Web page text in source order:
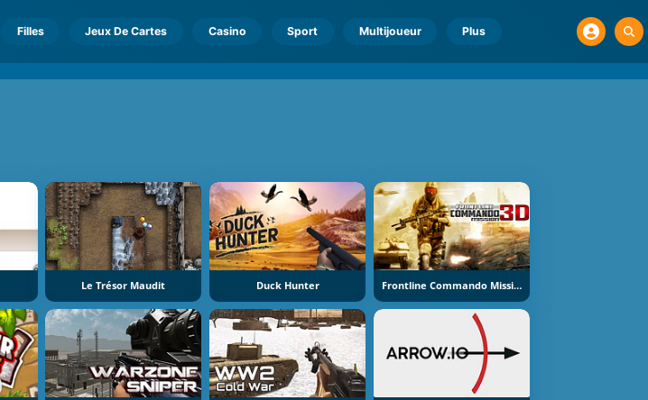
Filles Jeux De Cartes Casino Sport Multijoueur Plus
Le Trésor Maudit Duck Hunter Frontline Commando Mission 3D